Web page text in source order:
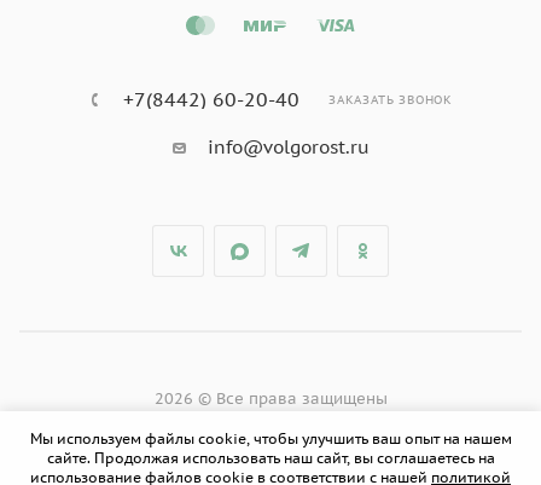
+7(8442) 60-20-40 ЗАКАЗАТЬ ЗВОНОК
info@volgorost.ru
2026 © Все права защищены
Мы используем файлы cookie, чтобы улучшить ваш опыт на нашем
сайте. Продолжая использовать наш сайт, вы соглашаетесь на
использование файлов cookie в соответствии с нашей политикой